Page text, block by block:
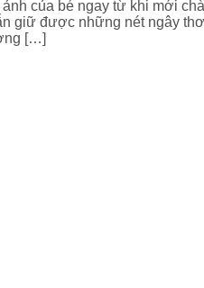
của bé ngay từ khi mới
giữ được những nét ngây
[…]